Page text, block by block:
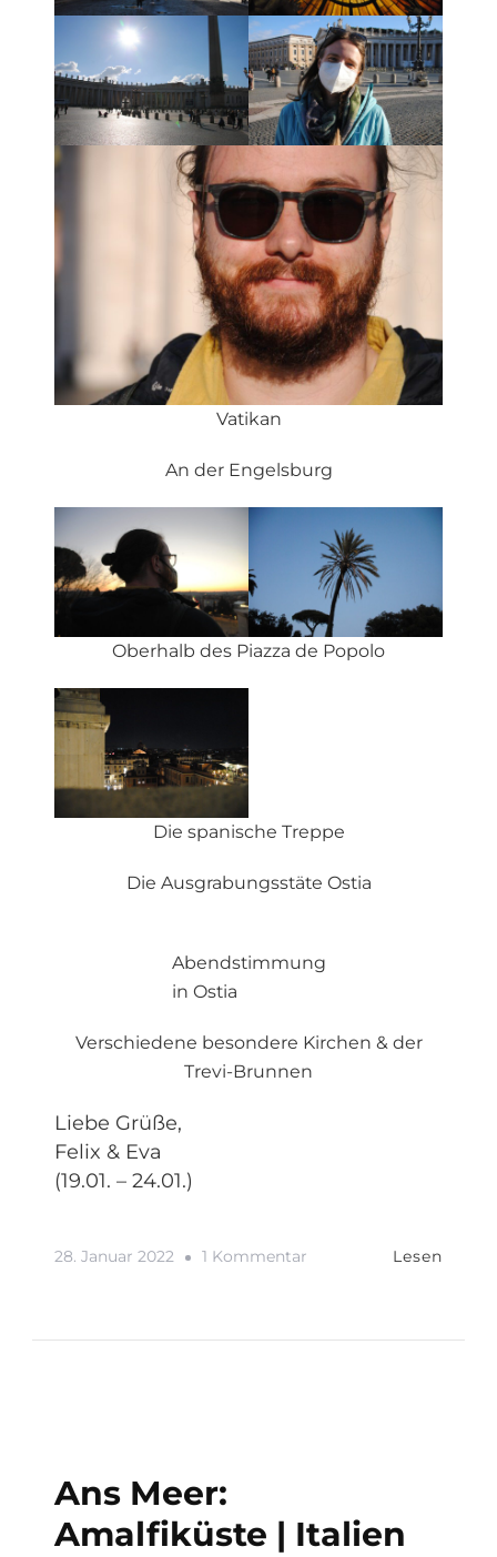
Vatikan
An der Engelsburg
Oberhalb des Piazza de Popolo
Die spanische Treppe
Die Ausgrabungsstäte Ostia
Abendstimmung
in Ostia
Verschiedene besondere Kirchen & der
Trevi-Brunnen
Liebe Grüße,
Felix & Eva
(19.01. – 24.01.)
28. Januar 2022 1 Kommentar Lesen
Ans Meer:
Amalfiküste | Italien